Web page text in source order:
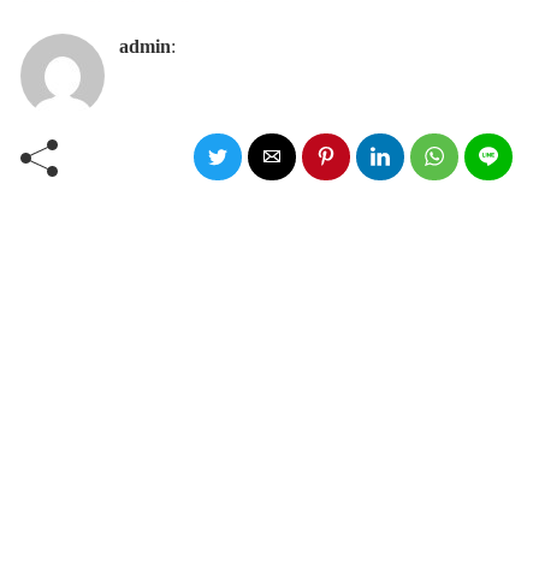
admin: